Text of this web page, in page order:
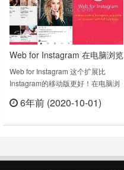
Web for Instagram 在电脑浏览
器上使用Instagram
Web for Instagram 这个扩展比
Instagram的移动版更好！在电脑浏
些其他功能可用。这是一个简单的浏
到Instagram。-您可以轻松地将照
6年前 (2020-10-01)